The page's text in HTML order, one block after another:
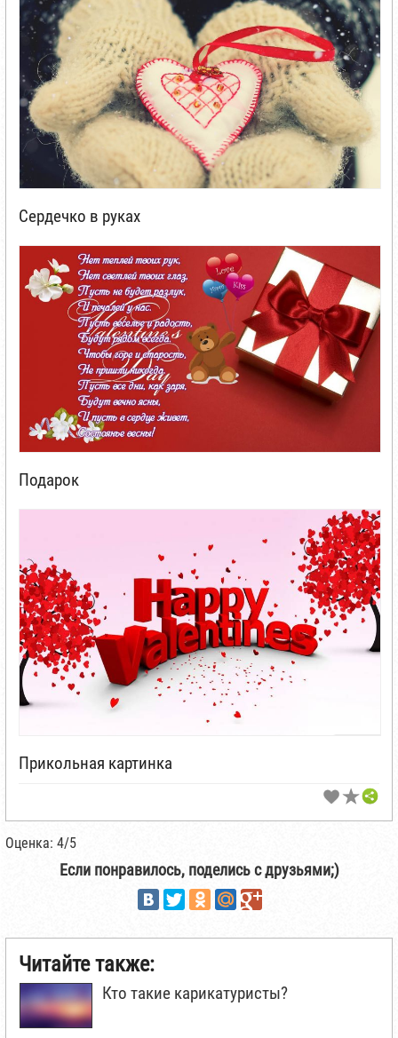
Сердечко в руках
Подарок
Прикольная картинка
Оценка: 4/5
Если понравилось, поделись с друзьями;)
Читайте также:
Кто такие карикатуристы?